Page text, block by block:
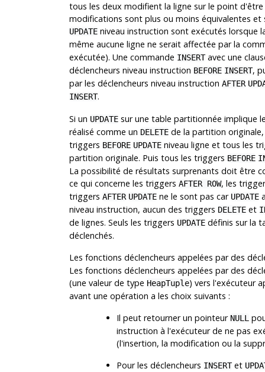
tous les deux modifient la ligne sur le point
modifications sont plus ou moins équivalentes
UPDATEniveau instruction sont exécutés lorsque
même aucune ligne ne serait affectée par la
exécutée). Une commande INSERTavec une
déclencheurs niveau instruction BEFORE INSERT,
par les déclencheurs niveau instruction AFTER
INSERT.
Si un UPDATEsur une table partitionnée implique
réalisé comme un DELETEde la partition
triggers BEFORE UPDATEniveau ligne et tous les
partition originale. Puis tous les triggers BEFORE
La possibilité de résultats surprenants doit être
ce qui concerne les triggers AFTER ROW, les
triggers AFTER UPDATEne le sont pas car UPDATE
niveau instruction, aucun des triggers DELETEet
de lignes. Seuls les triggers UPDATEdéfinis sur la
déclenchés.
Les fonctions déclencheurs appelées par des
Les fonctions déclencheurs appelées par des
(une valeur de type HeapTuple) vers l'exécuteur
avant une opération a les choix suivants :
Il peut retourner un pointeur NULL
instruction à l'exécuteur de ne pas
(l'insertion, la modification ou la
Pour les déclencheurs INSERTet